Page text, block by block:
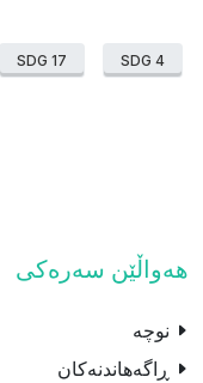
SDG 4
SDG 17
هەواڵێن سەرەکی
نوچە
ڕاگەهاندنەکان